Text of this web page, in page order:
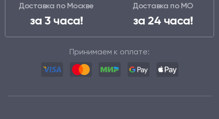
Доставка по Москве
за 3 часа!
Доставка по МО
за 24 часа!
Принимаем к оплате: